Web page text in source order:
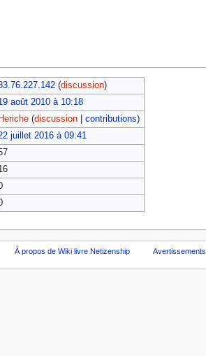
(discussion)
août 2010 à 10:18
Heriche (discussion| contributions)
juillet 2016 à 09:41
À propos de Wiki livre Netizenship Avertissements